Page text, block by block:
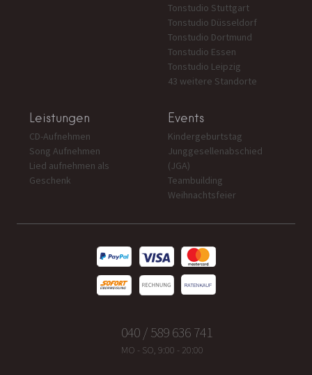
Tonstudio Stuttgart
Tonstudio Düsseldorf
Tonstudio Dortmund
Tonstudio Essen
Tonstudio Leipzig
43 weitere Standorte
Leistungen
CD-Aufnehmen
Song Aufnehmen
Lied aufnehmen als
Geschenk
Events
Kindergeburtstag
Junggesellenabschied
(JGA)
Teambuilding
Weihnachtsfeier
040 / 589 636 741
MO - SO, 9:00 - 20:00